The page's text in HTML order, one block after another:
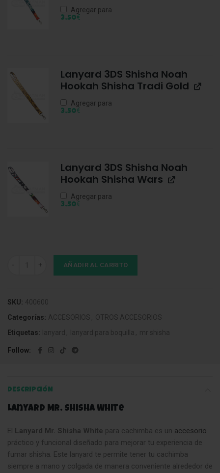
Agregar para
3,50€
Lanyard 3DS Shisha Noah
Hookah Shisha Tradi Gold
Agregar para
3,50€
Lanyard 3DS Shisha Noah
Hookah Shisha Wars
Agregar para
3,50€
Lanyard Mr. Shisha White cantidad
AÑADIR AL CARRITO
SKU: 400600
Categorías: ACCESORIOS , OTROS ACCESORIOS
Etiquetas: lanyard , lanyard para boquilla , mr shisha
Follow
DESCRIPCIÓN
Lanyard Mr. Shisha White
El Lanyard Mr. Shisha White para cachimba es un accesorio
práctico y funcional diseñado para mejorar tu experiencia de
fumar shisha. Este lanyard te permite tener tu cachimba
siempre a mano y colgada de manera conveniente alrededor de